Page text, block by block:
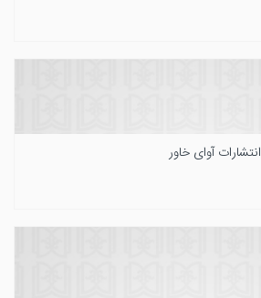
انتشارات آوای خاور